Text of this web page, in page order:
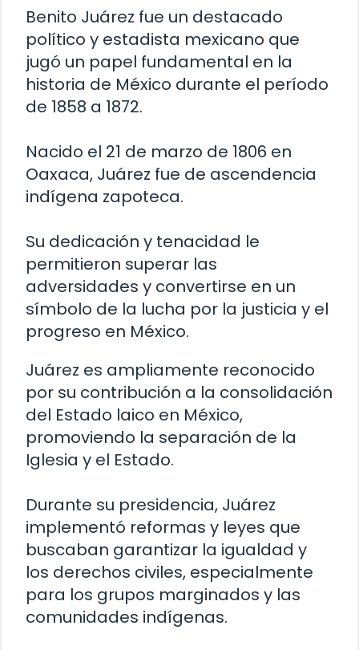
Benito Juárez fue un destacado
político y estadista mexicano que
jugó un papel fundamental en la
historia de México durante el período
de 1858 a 1872.
Nacido el 21 de marzo de 1806 en
Oaxaca, Juárez fue de ascendencia
indígena zapoteca.
Su dedicación y tenacidad le
permitieron superar las
adversidades y convertirse en un
símbolo de la lucha por la justicia y el
progreso en México.
Juárez es ampliamente reconocido
por su contribución a la consolidación
del Estado laico en México,
promoviendo la separación de la
Iglesia y el Estado.
Durante su presidencia, Juárez
implementó reformas y leyes que
buscaban garantizar la igualdad y
los derechos civiles, especialmente
para los grupos marginados y las
comunidades indígenas.